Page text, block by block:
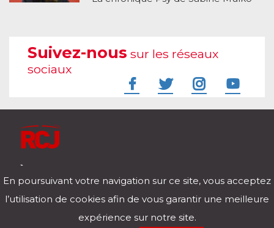
Suivez-nous sur les réseaux
sociaux
Télécharger notre application pour iOs et Android
En poursuivant votre navigation sur ce site, vous acceptez
l’utilisation de cookies afin de vous garantir une meilleure
expérience sur notre site.